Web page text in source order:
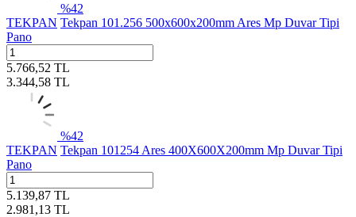
%42
TEKPAN Tekpan 101.256 500x600x200mm Ares Mp Duvar Tipi
Pano
5.766,52 TL
3.344,58 TL
%42
TEKPAN Tekpan 101254 Ares 400X600X200mm Mp Duvar Tipi
Pano
5.139,87 TL
2.981,13 TL